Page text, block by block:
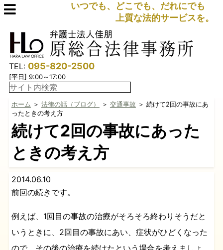
いつでも、どこでも、だれにでも
上質な法的サービスを。
TEL: 095-820-2500
[平日] 9:00～17:00
ホーム ＞ 法律の話（ブログ） ＞ 交通事故 ＞ 続けて2回の事故にあ
ったときの考え方
続けて2回の事故にあった
ときの考え方
2014.06.10
前回の続きです。
例えば、1回目の事故の治療がそろそろ終わりそうだと
いうときに、2回目の事故にあい、症状がひどくなった
ので、その後の治療を続けたという場合を考えましょ